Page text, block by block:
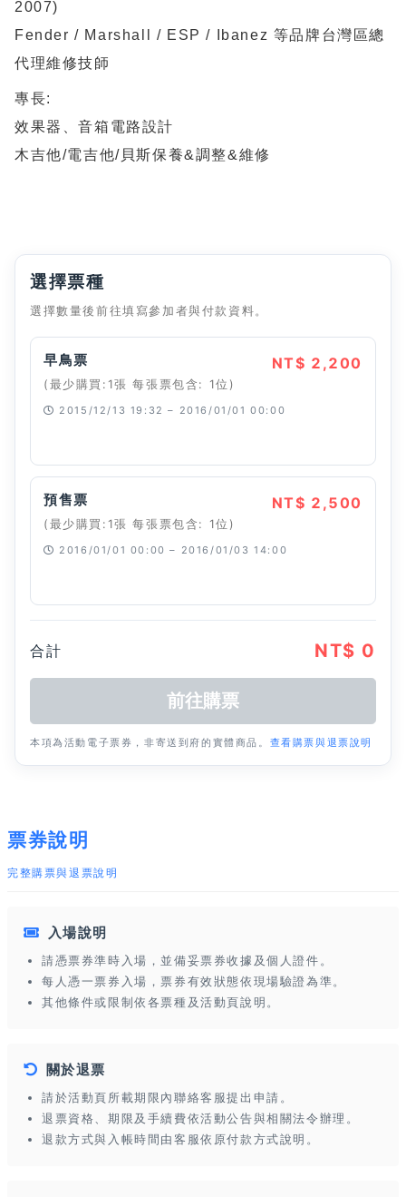
2007)
Fender / Marshall / ESP / Ibanez 等品牌台灣區總
代理維修技師
專長:
效果器、音箱電路設計
木吉他/電吉他/貝斯保養&調整&維修
選擇票種
選擇數量後前往填寫參加者與付款資料。
早鳥票
(最少購買:1張 每張票包含: 1位)
NT$ 2,200
2015/12/13 19:32 – 2016/01/01 00:00
預售票
(最少購買:1張 每張票包含: 1位)
NT$ 2,500
2016/01/01 00:00 – 2016/01/03 14:00
合計 NT$ 0
本項為活動電子票券，非寄送到府的實體商品。 查看購票與退票說明
票券說明
完整購票與退票說明
入場說明
請憑票券準時入場，並備妥票券收據及個人證件。
每人憑一票券入場，票券有效狀態依現場驗證為準。
其他條件或限制依各票種及活動頁說明。
關於退票
請於活動頁所載期限內聯絡客服提出申請。
退票資格、期限及手續費依活動公告與相關法令辦理。
退款方式與入帳時間由客服依原付款方式說明。